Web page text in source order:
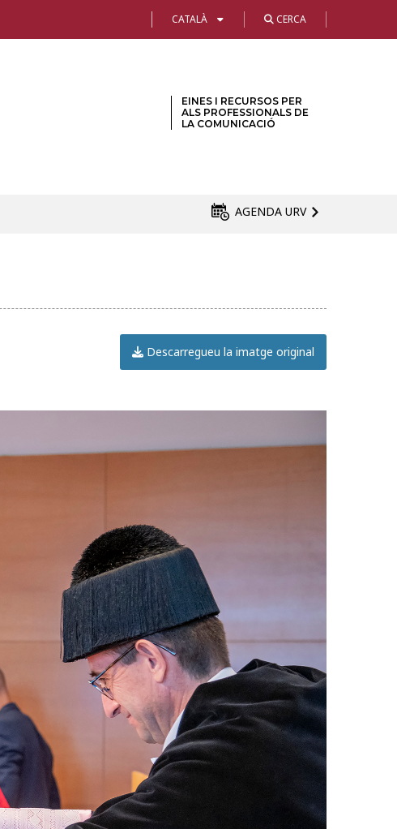
CATALÀ CERCA
EINES I RECURSOS PER
ALS PROFESSIONALS DE
LA COMUNICACIÓ
AGENDA URV
Descarregueu la imatge original